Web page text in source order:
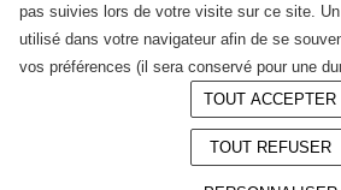
© 2026 —CRAFT
pas suivies lors de votre visite sur ce site.
utilisé dans votre navigateur afin de se
vos préférences (il sera conservé pour une
TOUT ACCEPTER
TOUT REFUSER